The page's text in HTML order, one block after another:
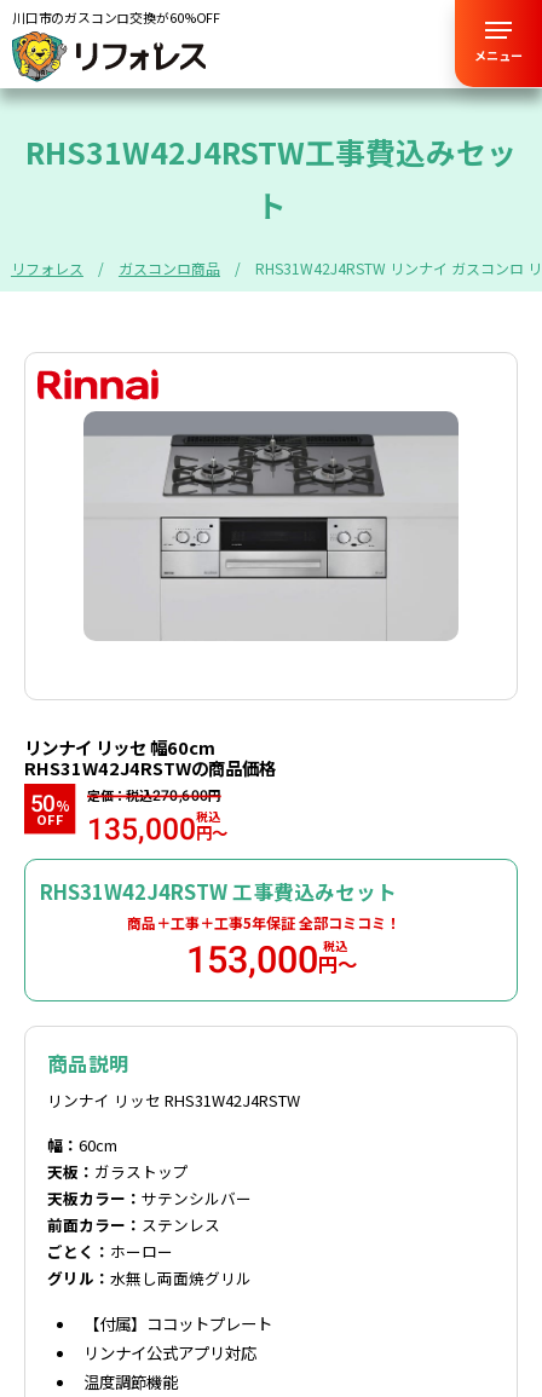
川口市のガスコンロ交換が60%OFF
メニュー
RHS31W42J4RSTW工事費込みセッ
ト
リフォレス ガスコンロ商品 RHS31W42J4RSTW リンナイ ガスコンロ
リンナイ リッセ 幅60cm
RHS31W42J4RSTWの商品価格
50%
OFF
定価：税込270,600円
135,000税込
円～
RHS31W42J4RSTW 工事費込みセット
商品＋工事＋工事5年保証全部コミコミ！
153,000 税込
円～
商品説明
リンナイ リッセ RHS31W42J4RSTW
幅：60cm
天板： ガラストップ
天板カラー：サテンシルバー
前面カラー： ステンレス
ごとく： ホーロー
グリル：水無し両面焼グリル
【付属】ココットプレート
リンナイ公式アプリ対応
温度調節機能